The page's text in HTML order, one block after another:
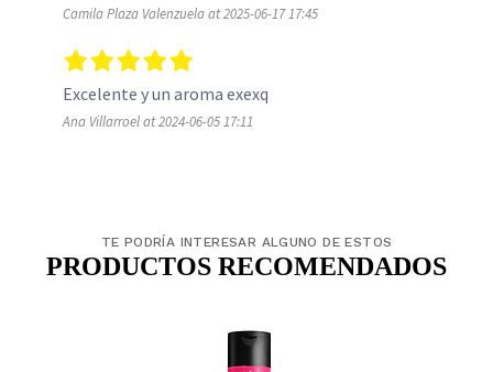
Camila Plaza Valenzuela at 2025-06-17 17:45
Excelente y un aroma exexq
Ana Villarroel at 2024-06-05 17:11
TE PODRÍA INTERESAR ALGUNO DE ESTOS
PRODUCTOS RECOMENDADOS